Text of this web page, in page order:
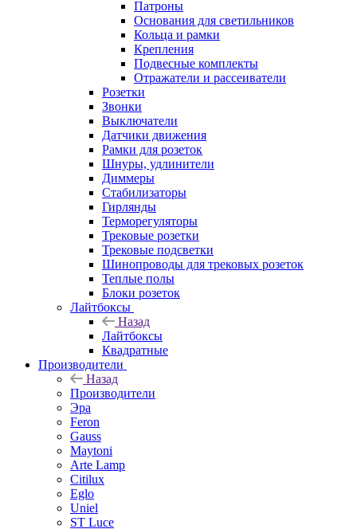
Патроны
Основания для светильников
Кольца и рамки
Крепления
Подвесные комплекты
Отражатели и рассеиватели
Розетки
Звонки
Выключатели
Датчики движения
Рамки для розеток
Шнуры, удлинители
Диммеры
Стабилизаторы
Гирлянды
Терморегуляторы
Трековые розетки
Трековые подсветки
Шинопроводы для трековых розеток
Теплые полы
Блоки розеток
Лайтбоксы
Назад
Лайтбоксы
Квадратные
Производители
Назад
Производители
Эра
Feron
Gauss
Maytoni
Arte Lamp
Citilux
Eglo
Uniel
ST Luce